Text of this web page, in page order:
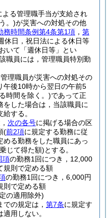
よる管理職手当が支給され
。)が災害への対処その他
務時間条例第4条第1項 ， 第
休日，祝日法による休日等
いて「週休日等」とい
職員には，管理職員特別勤
理職員が災害への対処その
午後10時から翌日の午前5
時間を除く。)であって正
した場合は，当該職員に
する。
次の各号に掲げる場合の区
(前2項に規定する勤務に従
る勤務をした職員にあっ
じて得た額)とする。
項の勤務1回につき，12,000
規則で定める額
の勤務1回につき，6,000円
則で定める額
の適用除外)
での規定は， 第7条に規定す
用しない。